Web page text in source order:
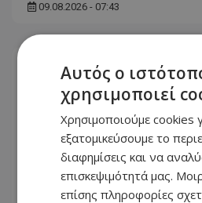
09.08.2026 - 07:43
Αυτός ο
χρησιμοποιεί
Χρησιμοποιούμε cookies
εξατομικεύσουμε το
διαφημίσεις και να
επισκεψιμότητά μας.
επίσης πληροφορίες